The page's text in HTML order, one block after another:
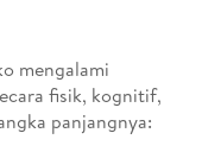
mengalami
fisik, kognitif,
panjangnya: